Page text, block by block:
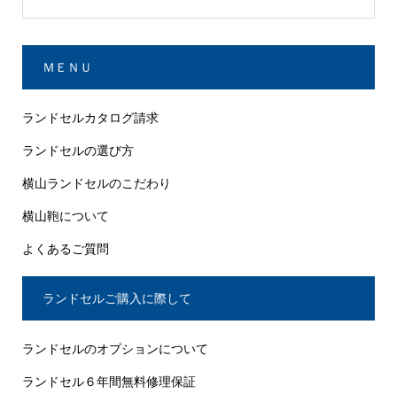
ＭＥＮＵ
ランドセルカタログ請求
ランドセルの選び方
横山ランドセルのこだわり
横山鞄について
よくあるご質問
ランドセルご購入に際して
ランドセルのオプションについて
ランドセル６年間無料修理保証